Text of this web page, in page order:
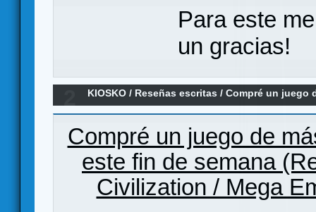
Para este
un gracias!
KIOSKO / Reseñas escritas /Compré un juego
estrenado (Reseña Mega Civilization)
Compré un juego de
este fin de semana
Civilization / Mega